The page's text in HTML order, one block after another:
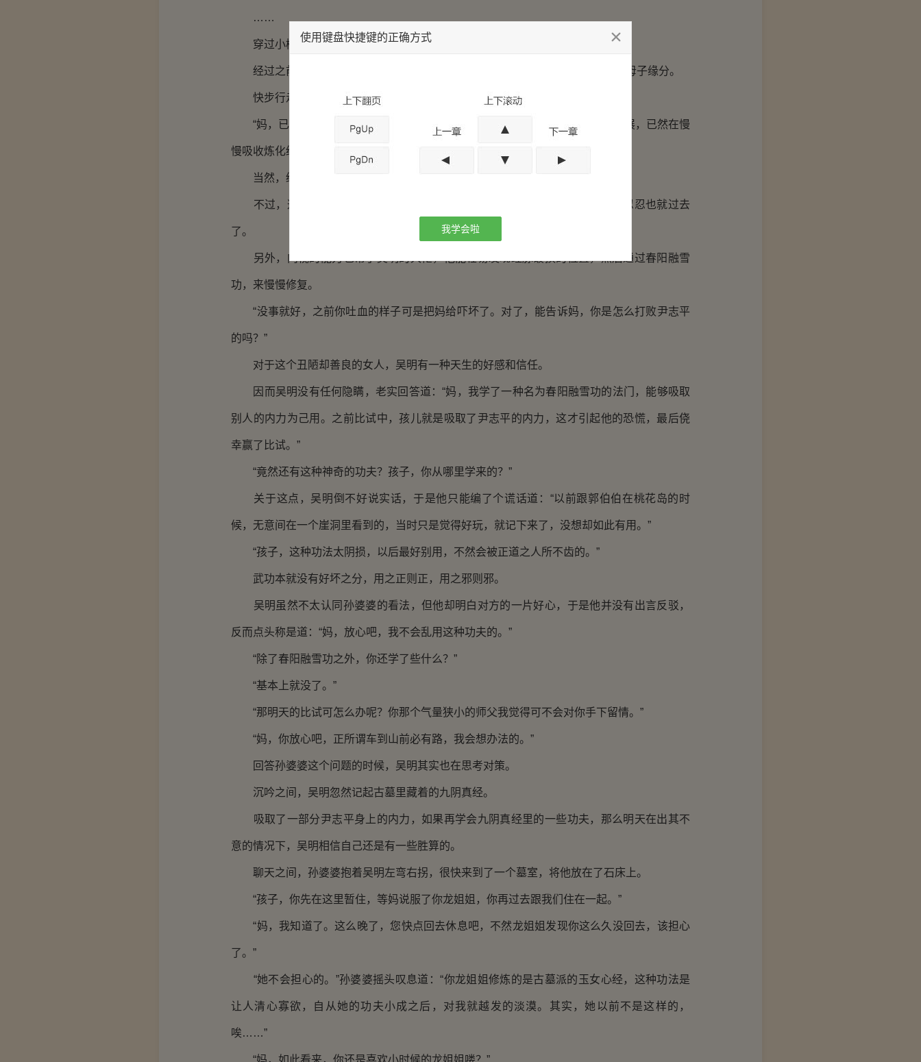
……
穿过小树林，孙婆婆抱着吴明重回古墓。
经过之前一番患难相处，两人之间越发亲密，彼此之间也都接受了这份难得的母子缘分。
快步行走间，孙婆婆柔声问道：“孩子，你的伤不要紧吧？”
“妈，已经没事了，你不必担心。”春阳融雪功十分神奇，几乎不用吴明主动施展，已然在慢
慢吸收炼化经脉里乱窜的真气，让吴明的功力在不经意间就开始有了缓慢的提升。
当然，经脉的破损没有这么容易恢复，因而这种疼痛依然存在。
不过，这对于曾经常年饱受心绞痛的吴明来说，却不是什么大不了的疼痛，忍忍也就过去
了。
另外，内视的能力也帮了吴明的大忙，他能轻易发现经脉破损的位置，然后通过春阳融雪
功，来慢慢修复。
“没事就好，之前你吐血的样子可是把妈给吓坏了。对了，能告诉妈，你是怎么打败尹志平
的吗？”
对于这个丑陋却善良的女人，吴明有一种天生的好感和信任。
因而吴明没有任何隐瞒，老实回答道：“妈，我学了一种名为春阳融雪功的法门，能够吸取
别人的内力为己用。之前比试中，孩儿就是吸取了尹志平的内力，这才引起他的恐慌，最后侥
幸赢了比试。”
“竟然还有这种神奇的功夫？孩子，你从哪里学来的？”
关于这点，吴明倒不好说实话，于是他只能编了个谎话道：“以前跟郭伯伯在桃花岛的时
候，无意间在一个崖洞里看到的，当时只是觉得好玩，就记下来了，没想却如此有用。”
“孩子，这种功法太阴损，以后最好别用，不然会被正道之人所不齿的。”
武功本就没有好坏之分，用之正则正，用之邪则邪。
吴明虽然不太认同孙婆婆的看法，但他却明白对方的一片好心，于是他并没有出言反驳，
反而点头称是道：“妈，放心吧，我不会乱用这种功夫的。”
“除了春阳融雪功之外，你还学了些什么？”
“基本上就没了。”
“那明天的比试可怎么办呢？你那个气量狭小的师父我觉得可不会对你手下留情。”
“妈，你放心吧，正所谓车到山前必有路，我会想办法的。”
回答孙婆婆这个问题的时候，吴明其实也在思考对策。
沉吟之间，吴明忽然记起古墓里藏着的九阴真经。
吸取了一部分尹志平身上的内力，如果再学会九阴真经里的一些功夫，那么明天在出其不
意的情况下，吴明相信自己还是有一些胜算的。
聊天之间，孙婆婆抱着吴明左弯右拐，很快来到了一个墓室，将他放在了石床上。
“孩子，你先在这里暂住，等妈说服了你龙姐姐，你再过去跟我们住在一起。”
“妈，我知道了。这么晚了，您快点回去休息吧，不然龙姐姐发现你这么久没回去，该担心
了。”
“她不会担心的。”孙婆婆摇头叹息道：“你龙姐姐修炼的是古墓派的玉女心经，这种功法是
让人清心寡欲，自从她的功夫小成之后，对我就越发的淡漠。其实，她以前不是这样的，
唉……”
“妈，如此看来，你还是喜欢小时候的龙姐姐喽？”
使用键盘快捷键的正确方式
我学会啦